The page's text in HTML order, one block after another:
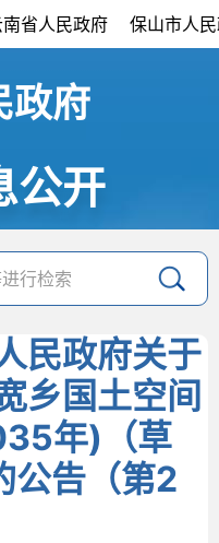
省人民政府 保山市人
政府
公开
民政府关于
乡国土空间
年)（草
公告（第2